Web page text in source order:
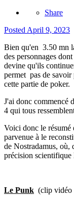
Share
Posted April 9, 2023
Bien qu'en 3.50 mn
des personnages
devine qu'ils
permet pas de
cette partie de poker.
J'ai donc commencé
4 qui tous
Voici donc le résumé
parvenue à le
de Nostradamus, où,
précision scientifique
Le Punk (clip vidéo